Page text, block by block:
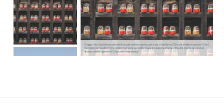
E oggi, che ci battiamo perché le scuole restino aperte, per cosa ci battiamo? Di cosa abbiamo paura? Che i
bambini non studino? Che si interrompa la sacralità di questo sistema sforna-cittadini, sforna-lavoratori,
sforna-soldati operativi? Che cosa vi spaventa?